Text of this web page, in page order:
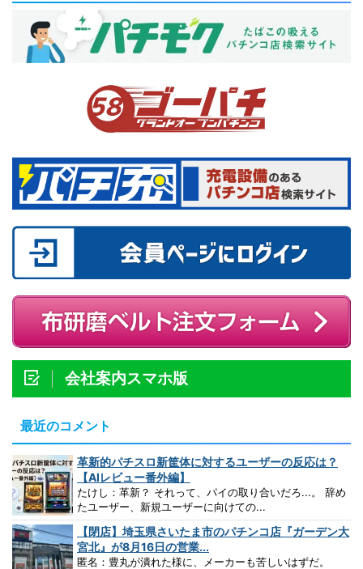
会社案内スマホ版
最近のコメント
革新的パチスロ新筐体に対するユーザーの反応は？
【AIレビュー番外編】
たけし：革新？ それって、パイの取り合いだろ...。 辞め
たユーザー、新規ユーザーに向けての...
【閉店】埼玉県さいたま市のパチンコ店『ガーデン大
宮北』が8月16日の営業...
匿名：豊丸が潰れた様に、メーカーも苦しいはずだ。